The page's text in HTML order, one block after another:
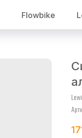
Flowbike